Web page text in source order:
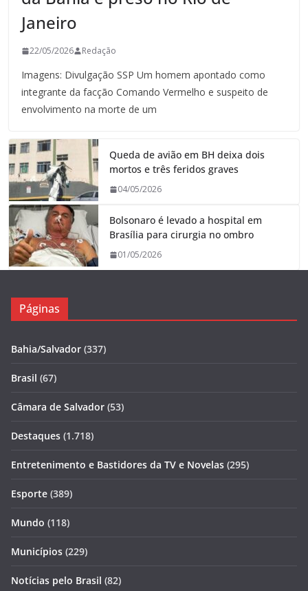
Janeiro
22/05/2026 Redação
Imagens: Divulgação SSP Um homem apontado como
integrante da facção Comando Vermelho e suspeito de
envolvimento na morte de um
Queda de avião em BH deixa dois
mortos e três feridos graves
04/05/2026
Bolsonaro é levado a hospital em
Brasília para cirurgia no ombro
01/05/2026
Páginas
Bahia/Salvador (337)
Brasil (67)
Câmara de Salvador (53)
Destaques (1.718)
Entretenimento e Bastidores da TV e Novelas (295)
Esporte (389)
Mundo (118)
Municípios (229)
Notícias pelo Brasil (82)